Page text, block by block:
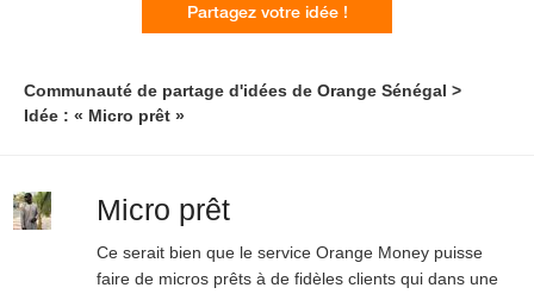
Partagez votre idée !
Communauté de partage d'idées de Orange Sénégal
Idée : « Micro prêt »
Micro prêt
Ce serait bien que le service Orange Money puisse
faire de micros prêts à de fidèles clients qui dans une